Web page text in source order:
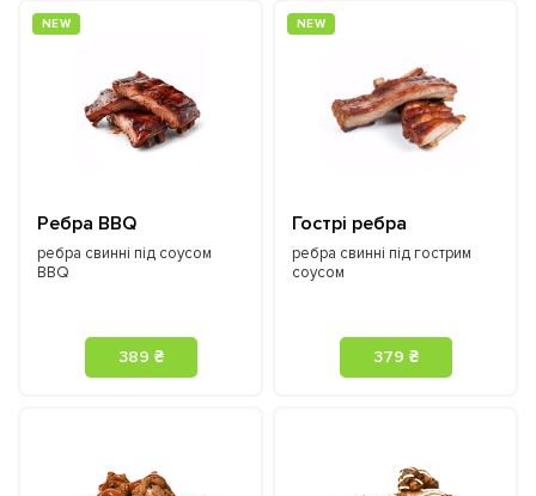
NEW
Ребра BBQ
ребра свинні під соусом
BBQ
389 ₴
NEW
Гострі ребра
ребра свинні під гострим
соусом
379 ₴